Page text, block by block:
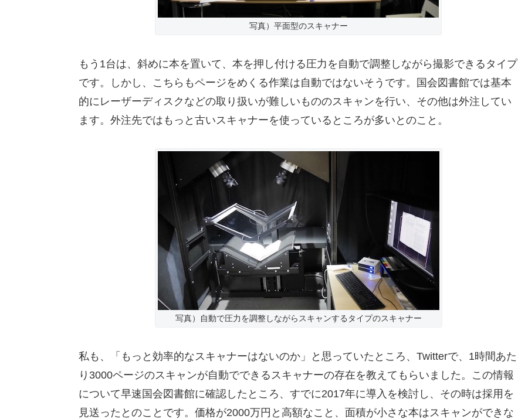
写真）平面型のスキャナー
もう1台は、斜めに本を置いて、本を押し付ける圧力を自動で調整しながら撮影できるタイプ
です。しかし、こちらもページをめくる作業は自動ではないそうです。国会図書館では基本
的にレーザーディスクなどの取り扱いが難しいもののスキャンを行い、その他は外注してい
ます。外注先ではもっと古いスキャナーを使っているところが多いとのこと。
写真）自動で圧力を調整しながらスキャンするタイプのスキャナー
私も、「もっと効率的なスキャナーはないのか」と思っていたところ、Twitterで、1時間あた
り3000ページのスキャンが自動でできるスキャナーの存在を教えてもらいました。この情報
について早速国会図書館に確認したところ、すでに2017年に導入を検討し、その時は採用を
見送ったとのことです。価格が2000万円と高額なこと、面積が小さな本はスキャンができな